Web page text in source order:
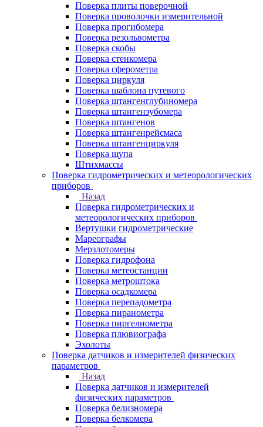
Поверка плиты поверочной
Поверка проволочки измерительной
Поверка прогибомера
Поверка резольвометра
Поверка скобы
Поверка стенкомера
Поверка сферометра
Поверка циркуля
Поверка шаблона путевого
Поверка штангенглубиномера
Поверка штангензубомера
Поверка штангенов
Поверка штангенрейсмаса
Поверка штангенциркуля
Поверка щупа
Штихмассы
Поверка гидрометрических и метеорологических
приборов
Назад
Поверка гидрометрических и
метеорологических приборов
Вертушки гидрометрические
Мареографы
Мерзлотомеры
Поверка гидрофона
Поверка метеостанции
Поверка метроштока
Поверка осадкомера
Поверка перепадометра
Поверка пиранометра
Поверка пиргелиометра
Поверка плювиографа
Эхолоты
Поверка датчиков и измерителей физических
параметров
Назад
Поверка датчиков и измерителей
физических параметров
Поверка белизномера
Поверка белкомера